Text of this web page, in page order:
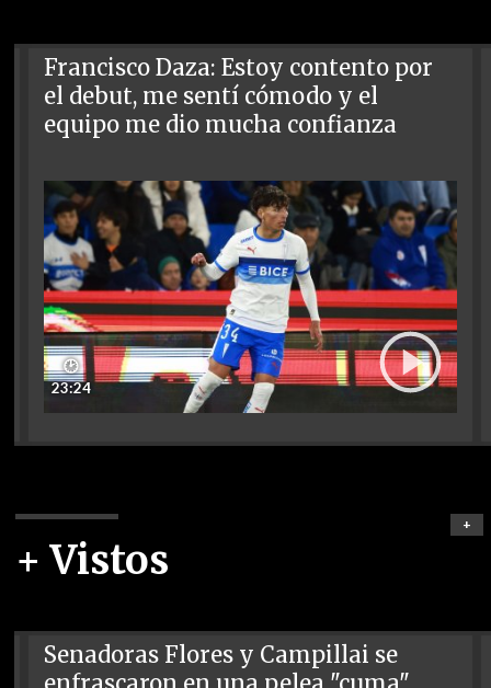
Francisco Daza: Estoy contento por
el debut, me sentí cómodo y el
equipo me dio mucha confianza
🕑
23:24
+ Vistos
+
Senadoras Flores y Campillai se